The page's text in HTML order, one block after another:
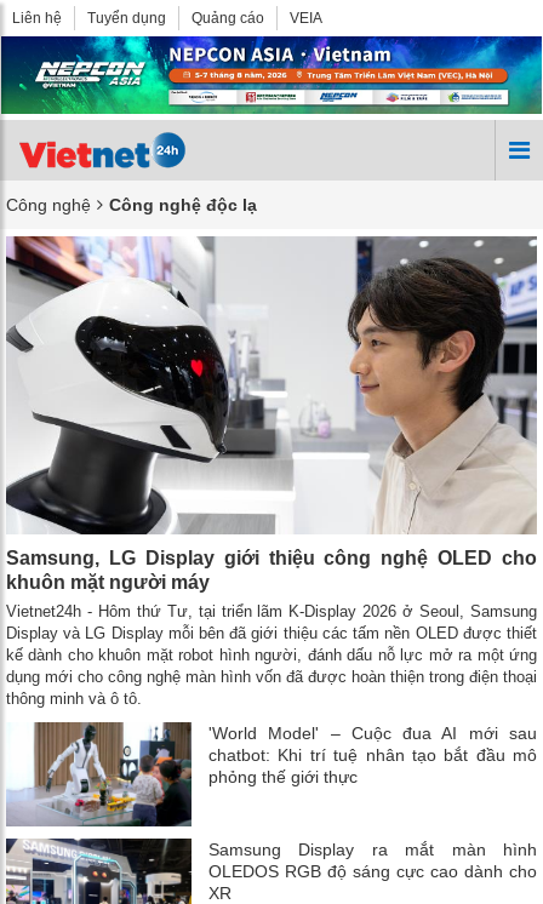
Liên hệ Tuyển dụng Quảng cáo VEIA
Công nghệ Công nghệ độc lạ
Samsung, LG Display giới thiệu công nghệ OLED cho
khuôn mặt người máy
Vietnet24h - Hôm thứ Tư, tại triển lãm K-Display 2026 ở Seoul, Samsung
Display và LG Display mỗi bên đã giới thiệu các tấm nền OLED được thiết
kế dành cho khuôn mặt robot hình người, đánh dấu nỗ lực mở ra một ứng
dụng mới cho công nghệ màn hình vốn đã được hoàn thiện trong điện thoại
thông minh và ô tô.
'World Model' – Cuộc đua AI mới sau
chatbot: Khi trí tuệ nhân tạo bắt đầu mô
phỏng thế giới thực
Samsung Display ra mắt màn hình
OLEDOS RGB độ sáng cực cao dành cho
XR